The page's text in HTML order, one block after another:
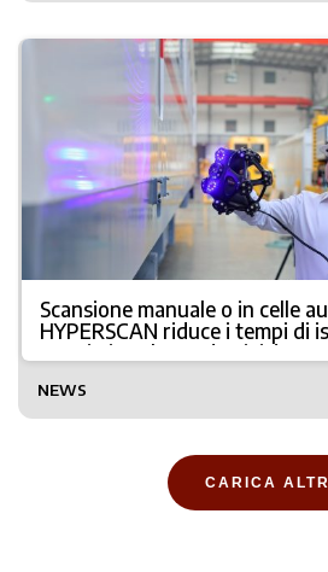
Scansione manuale o in celle
HYPERSCAN riduce i tempi di
massimizza la produttività
NEWS
CARICA ALTRI